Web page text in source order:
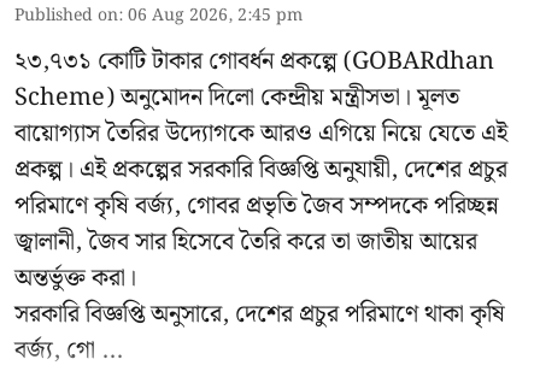
Published on:06 Aug 2026, 2:45 pm
২৩,৭৩১ কোটি টাকার গোবর্ধন প্রকল্পে (GOBARdhan
Scheme) অনুমোদন দিলো কেন্দ্রীয় মন্ত্রীসভা। মূলত
বায়োগ্যাস তৈরির উদ্যোগকে আরও এগিয়ে নিয়ে যেতে এই
প্রকল্প। এই প্রকল্পের সরকারি বিজ্ঞপ্তি অনুযায়ী, দেশের প্রচুর
পরিমাণে কৃষি বর্জ্য, গোবর প্রভৃতি জৈব সম্পদকে পরিচ্ছন্ন
জ্বালানী, জৈব সার হিসেবে তৈরি করে তা জাতীয় আয়ের
অন্তর্ভুক্ত করা।
সরকারি বিজ্ঞপ্তি অনুসারে, দেশের প্রচুর পরিমাণে থাকা কৃষি
বর্জ্য, গো ...